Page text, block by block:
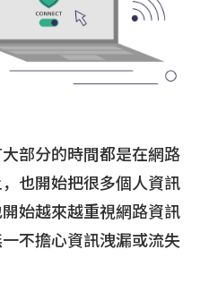
部分的時間都是在網路
也開始把很多個人資訊
始越來越重視網路資訊
不擔心資訊洩漏或流失